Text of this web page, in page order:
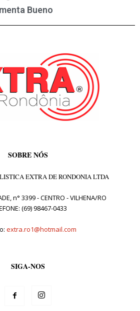
Bueno
SOBRE NÓS
EXTRA DE RONDONIA LTDA
n° 3399 - CENTRO - VILHENA/RO
(69) 98467-0433
extra.ro1@hotmail.com
SIGA-NOS